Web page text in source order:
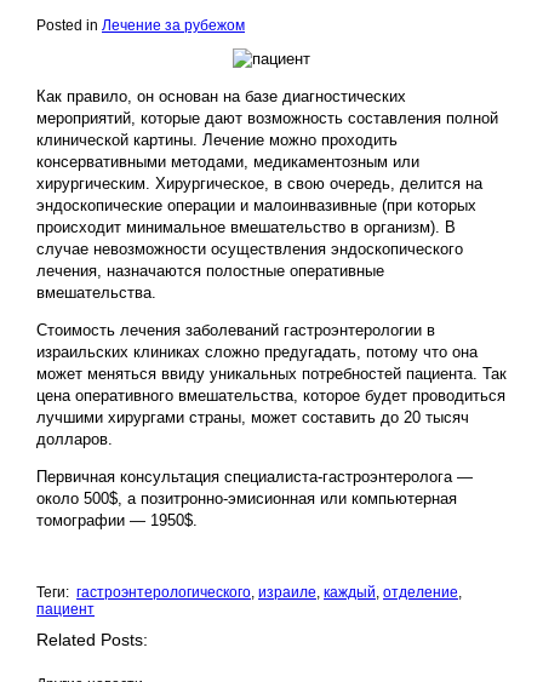
Posted in Лечение за рубежом
Как правило, он основан на базе диагностических
мероприятий, которые дают возможность составления полной
клинической картины. Лечение можно проходить
консервативными методами, медикаментозным или
хирургическим. Хирургическое, в свою очередь, делится на
эндоскопические операции и малоинвазивные (при которых
происходит минимальное вмешательство в организм). В
случае невозможности осуществления эндоскопического
лечения, назначаются полостные оперативные
вмешательства.
Стоимость лечения заболеваний гастроэнтерологии в
израильских клиниках сложно предугадать, потому что она
может меняться ввиду уникальных потребностей пациента. Так
цена оперативного вмешательства, которое будет проводиться
лучшими хирургами страны, может составить до 20 тысяч
долларов.
Первичная консультация специалиста-гастроэнтеролога —
около 500$, а позитронно-эмисионная или компьютерная
томографии — 1950$.
Теги: гастроэнтерологического, израиле, каждый, отделение,
пациент
Related Posts: